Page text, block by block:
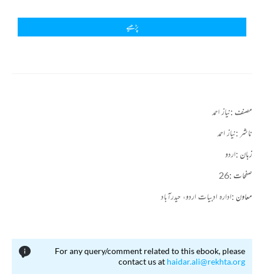
پڑھیے
مصنف :نیاز احمد
ناشر :نیاز احمد
زبان :اردو
صفحات :26
معاون :ادارہ ادبیات اردو، حیدرآباد
For any query/comment related to this ebook, please
contact us at haidar.ali@rekhta.org